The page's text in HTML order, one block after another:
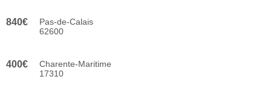
840€
Pas-de-Calais
62600
400€
Charente-Maritime
17310